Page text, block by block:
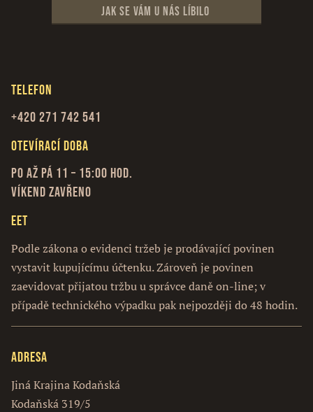
Jak se vám u nás líbilo
Telefon
+420 271 742 541
Otevírací doba
Po až Pá 11 – 15:00 hod.
Víkend zavřeno
EET
Podle zákona o evidenci tržeb je prodávající povinen
vystavit kupujícímu účtenku. Zároveň je povinen
zaevidovat přijatou tržbu u správce daně on-line; v
případě technického výpadku pak nejpozději do 48 hodin.
Adresa
Jiná Krajina Kodaňská
Kodaňská 319/5